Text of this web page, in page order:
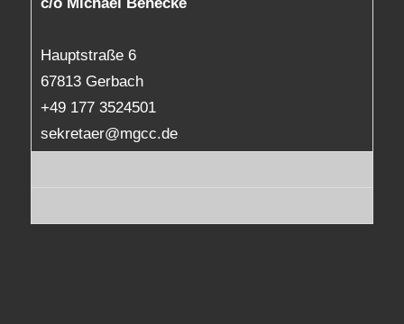
Hauptstraße 6
67813 Gerbach
+49 177 3524501
sekretaer@mgcc.de